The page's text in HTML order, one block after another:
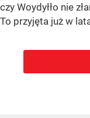
czy Woydyłło nie
To przyjęta już w